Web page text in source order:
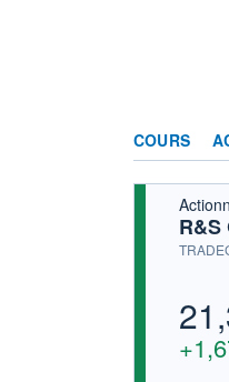
COURS
R&S